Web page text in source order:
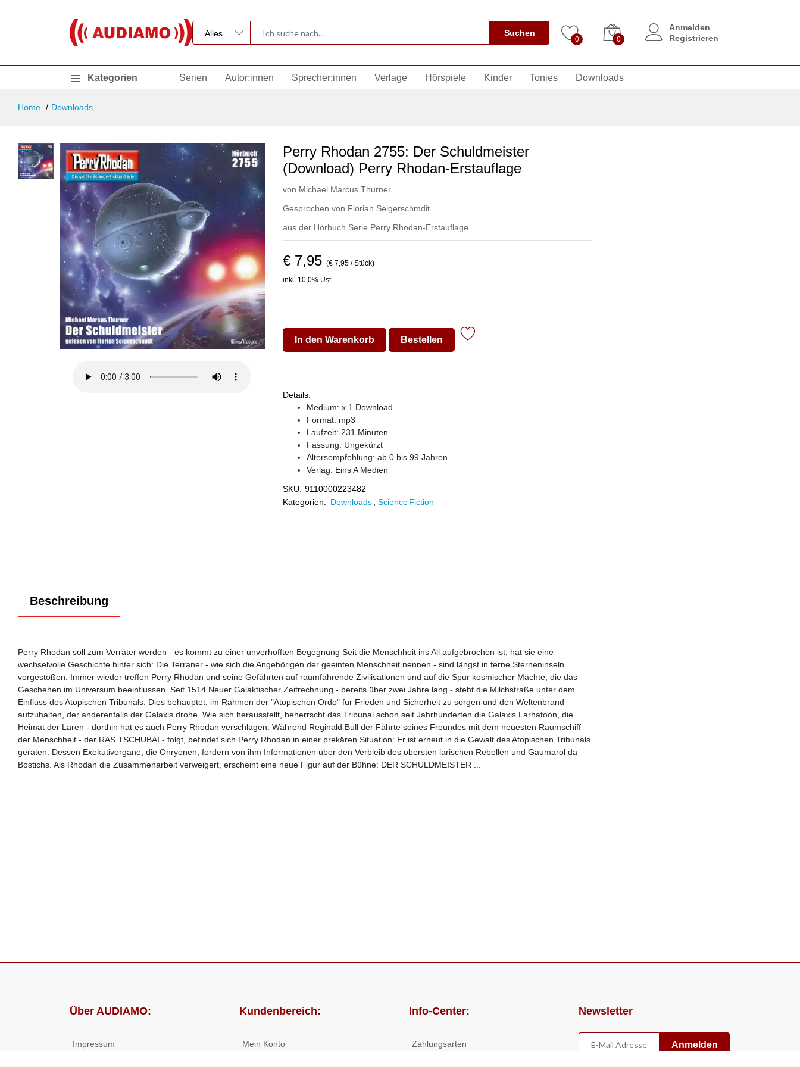
Suchen
0 0
Anmelden
Registrieren
Kategorien Serien Autor:innen Sprecher:innen Verlage Hörspiele Kinder Tonies Downloads
Home Downloads
Perry Rhodan 2755: Der Schuldmeister
(Download) Perry Rhodan-Erstauflage
von Michael Marcus Thurner
Gesprochen von Florian Seigerschmdit
aus der Hörbuch Serie Perry Rhodan-Erstauflage
€ 7,95 (€ 7,95 / Stück)
inkl. 10,0% Ust
In den Warenkorb Bestellen
Details:
Medium: x 1 Download
Format: mp3
Laufzeit: 231 Minuten
Fassung: Ungekürzt
Altersempfehlung: ab 0 bis 99 Jahren
Verlag: Eins A Medien
SKU: 9110000223482
Kategorien: Downloads Science Fiction
Beschreibung
Perry Rhodan soll zum Verräter werden - es kommt zu einer unverhofften Begegnung Seit die Menschheit ins All aufgebrochen ist, hat sie eine
wechselvolle Geschichte hinter sich: Die Terraner - wie sich die Angehörigen der geeinten Menschheit nennen - sind längst in ferne Sterneninseln
vorgestoßen. Immer wieder treffen Perry Rhodan und seine Gefährten auf raumfahrende Zivilisationen und auf die Spur kosmischer Mächte, die das
Geschehen im Universum beeinflussen. Seit 1514 Neuer Galaktischer Zeitrechnung - bereits über zwei Jahre lang - steht die Milchstraße unter dem
Einfluss des Atopischen Tribunals. Dies behauptet, im Rahmen der "Atopischen Ordo" für Frieden und Sicherheit zu sorgen und den Weltenbrand
aufzuhalten, der anderenfalls der Galaxis drohe. Wie sich herausstellt, beherrscht das Tribunal schon seit Jahrhunderten die Galaxis Larhatoon, die
Heimat der Laren - dorthin hat es auch Perry Rhodan verschlagen. Während Reginald Bull der Fährte seines Freundes mit dem neuesten Raumschiff
der Menschheit - der RAS TSCHUBAI - folgt, befindet sich Perry Rhodan in einer prekären Situation: Er ist erneut in die Gewalt des Atopischen Tribunals
geraten. Dessen Exekutivorgane, die Onryonen, fordern von ihm Informationen über den Verbleib des obersten larischen Rebellen und Gaumarol da
Bostichs. Als Rhodan die Zusammenarbeit verweigert, erscheint eine neue Figur auf der Bühne: DER SCHULDMEISTER ...
Über AUDIAMO:
Impressum
Kundenbereich:
Mein Konto
Info-Center:
Zahlungsarten
Newsletter
Anmelden